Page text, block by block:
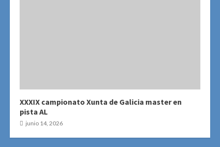
XXXIX campionato Xunta de Galicia master en
pista AL
junio 14, 2026